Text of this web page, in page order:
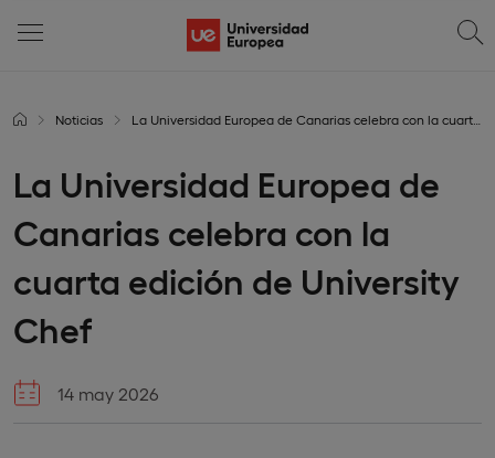
Noticias La Universidad Europea de Canarias celebra con la cuarta edición de University Chef
La Universidad Europea de
Canarias celebra con la
cuarta edición de University
Chef
14 may 2026